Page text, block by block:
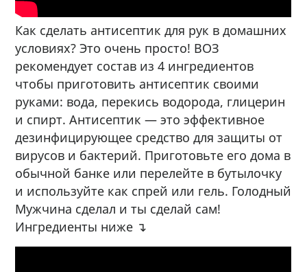
Как сделать антисептик для рук в домашних
условиях? Это очень просто! ВОЗ
рекомендует состав из 4 ингредиентов
чтобы приготовить антисептик своими
руками: вода, перекись водорода, глицерин
и спирт. Антисептик — это эффективное
дезинфицирующее средство для защиты от
вирусов и бактерий. Приготовьте его дома в
обычной банке или перелейте в бутылочку
и используйте как спрей или гель. Голодный
Мужчина сделал и ты сделай сам!
Ингредиенты ниже ↴